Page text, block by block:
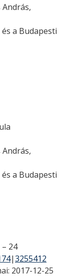
a Budapesti
a Budapesti
24
|3255412
2017-12-25